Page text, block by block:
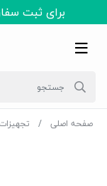
برای ثبت
صفحه اصلی